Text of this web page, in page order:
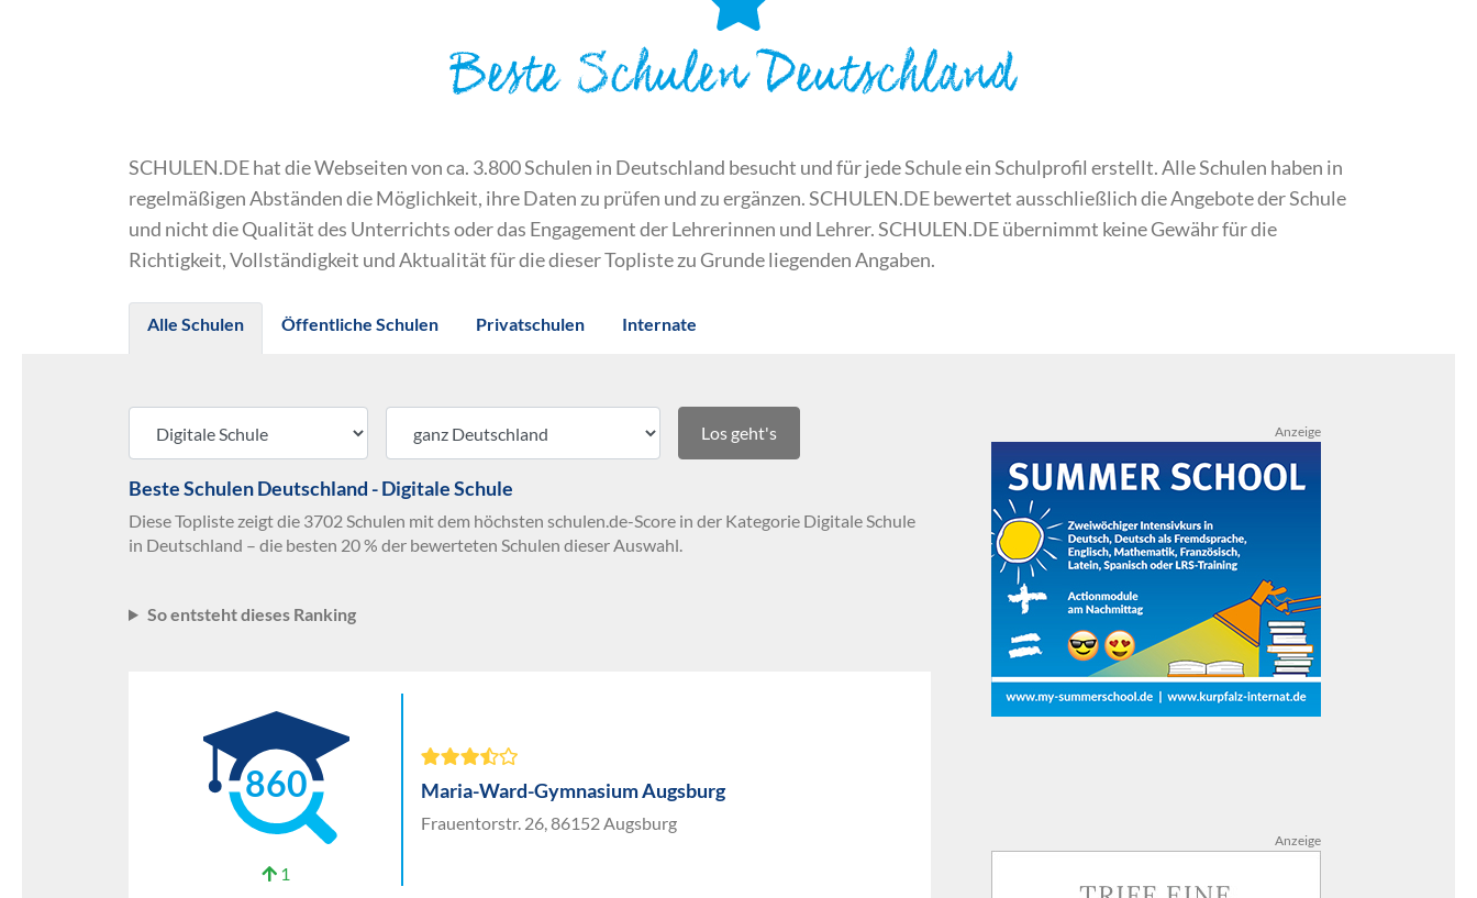
Beste Schulen Deutschland
SCHULEN.DE hat die Webseiten von ca. 3.800 Schulen in Deutschland besucht und für jede Schule ein Schulprofil erstellt. Alle Schulen haben in
regelmäßigen Abständen die Möglichkeit, ihre Daten zu prüfen und zu ergänzen. SCHULEN.DE bewertet ausschließlich die Angebote der Schule
und nicht die Qualität des Unterrichts oder das Engagement der Lehrerinnen und Lehrer. SCHULEN.DE übernimmt keine Gewähr für die
Richtigkeit, Vollständigkeit und Aktualität für die dieser Topliste zu Grunde liegenden Angaben.
Alle Schulen Öffentliche Schulen Privatschulen Internate
Los geht's
Beste Schulen Deutschland - Digitale Schule
Diese Topliste zeigt die 3702 Schulen mit dem höchsten schulen.de-Score in der Kategorie Digitale Schule
in Deutschland – die besten 20 % der bewerteten Schulen dieser Auswahl.
So entsteht dieses Ranking
860
1
Maria-Ward-Gymnasium Augsburg
Frauentorstr. 26, 86152 Augsburg
Anzeige
Anzeige